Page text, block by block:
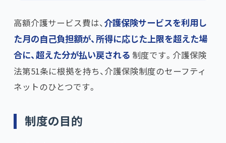
高額介護サービス費は、​ 介護保険サービスを利用し
た月の自己負担額が、所得に応じた上限を超えた場
合に、超えた分が払い戻される 制度です。介護保険
法第51条に根拠を持ち、介護保険制度のセーフティ
ネットのひとつです。
制度の目的